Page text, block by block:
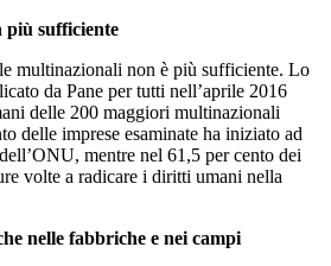
più sufficiente
multinazionali non è più sufficiente. Lo
da Pane per tutti nell’aprile 2016
delle 200 maggiori multinazionali
delle imprese esaminate ha iniziato ad
mentre nel 61,5 per cento dei
volte a radicare i diritti umani nella
nelle fabbriche e nei campi